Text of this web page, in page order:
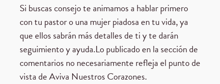
Si buscas consejo te animamos a hablar primero
con tu pastor o una mujer piadosa en tu vida, ya
que ellos sabrán más detalles de ti y te darán
seguimiento y ayuda.Lo publicado en la sección de
comentarios no necesariamente refleja el punto de
vista de Aviva Nuestros Corazones.